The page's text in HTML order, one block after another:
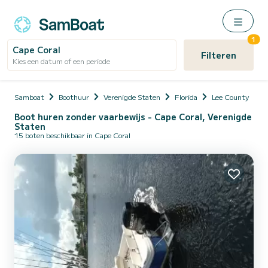
Cape Coral
Kies een datum of een periode Filteren
1
Samboat Boothuur Verenigde Staten Florida Lee County
Boot huren zonder vaarbewijs - Cape Coral, Verenigde
Staten
15 boten beschikbaar in Cape Coral